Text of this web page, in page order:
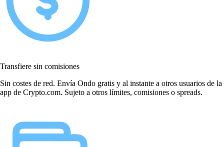
Transfiere sin comisiones
Sin costes de red. Envía Ondo gratis y al instante a otros usuarios de la
app de Crypto.com. Sujeto a otros límites, comisiones o spreads.